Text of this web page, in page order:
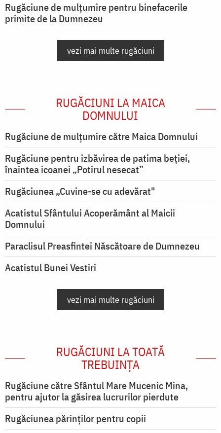
Rugăciune de mulțumire pentru binefacerile
primite de la Dumnezeu
vezi mai multe rugăciuni
RUGĂCIUNI LA MAICA
DOMNULUI
Rugăciune de mulţumire către Maica Domnului
Rugăciune pentru izbăvirea de patima beției,
înaintea icoanei „Potirul nesecat”
Rugăciunea „Cuvine-se cu adevărat"
Acatistul Sfântului Acoperământ al Maicii
Domnului
Paraclisul Preasfintei Născătoare de Dumnezeu
Acatistul Bunei Vestiri
vezi mai multe rugăciuni
RUGĂCIUNI LA TOATĂ
TREBUINȚA
Rugăciune către Sfântul Mare Mucenic Mina,
pentru ajutor la găsirea lucrurilor pierdute
Rugăciunea părinților pentru copii